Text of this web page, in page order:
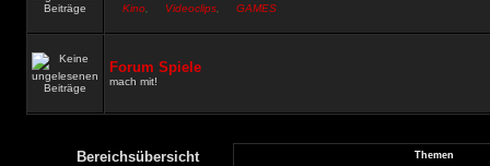
Kino Videoclips GAMES
Forum Spiele
mach mit!
Bereichsübersicht Themen